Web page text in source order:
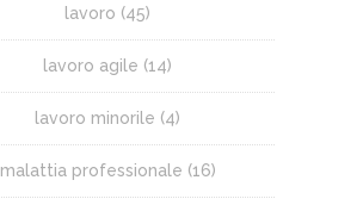
lavoro (45)
lavoro agile (14)
lavoro minorile (4)
malattia professionale (16)